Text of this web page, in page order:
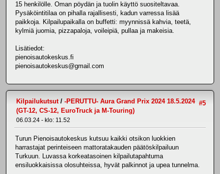
15 henkilölle. Oman pöydän ja tuolin käyttö suositeltavaa.
Pysäköintitilaa on pihalla rajallisesti, kadun varressa lisää
paikkoja. Kilpailupaikalla on buffetti: myynnissä kahvia, teetä,
kylmiä juomia, pizzapaloja, voileipiä, pullaa ja makeisia.
Lisätiedot:
pienoisautokeskus.fi
pienoisautokeskus@gmail.com
#5
Kilpailukutsut/ -PERUTTU- Aura Grand Prix 2024 18.5.2024
(GT-12, CS-12, EuroTruck ja M-Touring)
06.03.24 - klo: 11.52
Turun Pienoisautokeskus kutsuu kaikki otsikon luokkien
harrastajat perinteiseen mattoratakauden päätöskilpailuun
Turkuun. Luvassa korkeatasoinen kilpailutapahtuma
ensiluokkaisissa olosuhteissa, hyvät palkinnot ja upea tunnelma.